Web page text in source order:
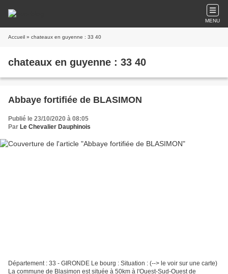
MENU
Accueil » chateaux en guyenne : 33 40
chateaux en guyenne : 33 40
Abbaye fortifiée de BLASIMON
Publié le 23/10/2020 à 08:05
Par Le Chevalier Dauphinois
Département : 33 - GIRONDE Le bourg : Situation : (--> le voir sur une carte)
La commune de Blasimon est située à 50km à l'Ouest-Sud-Ouest de